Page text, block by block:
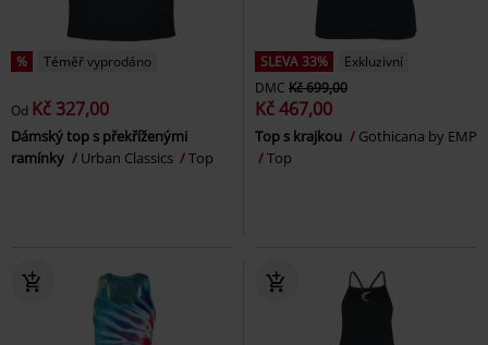
% Téměř vyprodáno
Od Kč 327,00
Dámský top s překříženými
ramínky
Urban Classics Top
SLEVA 33%
Exkluzivní
DMC Kč 699,00
Kč 467,00
Top s krajkou
Gothicana by EMP
Top